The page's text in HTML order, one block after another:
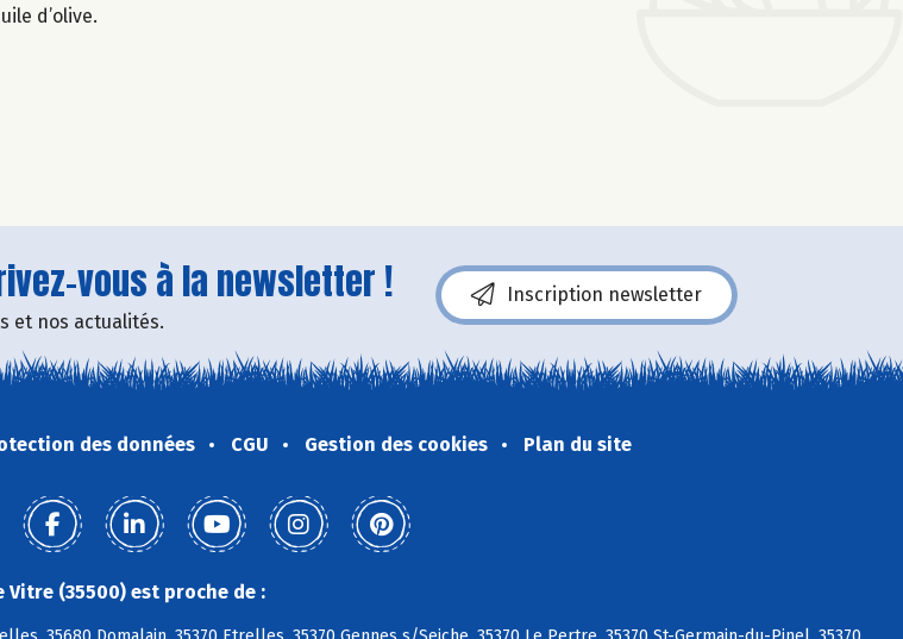
d’olive.
vous à la newsletter !
et nos actualités.
Inscription newsletter
des données CGU Gestion des cookies Plan du site
Vitre (35500) est proche de :